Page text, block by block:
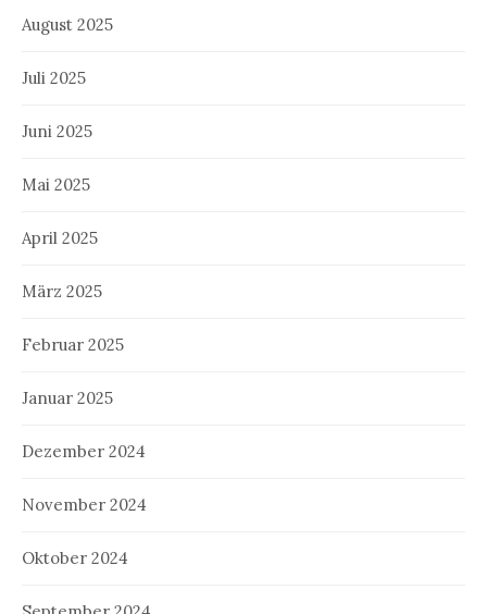
August 2025
Juli 2025
Juni 2025
Mai 2025
April 2025
März 2025
Februar 2025
Januar 2025
Dezember 2024
November 2024
Oktober 2024